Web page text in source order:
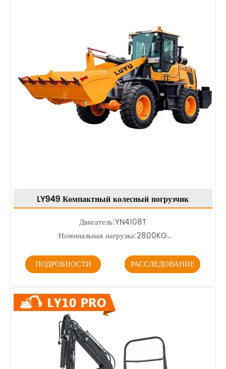
LY949 Компактный колесный погрузчик
Двигатель:YN4108T
Номинальная нагрузка:2800KG
ПОДРОБНОСТИ
РАССЛЕДОВАНИЕ